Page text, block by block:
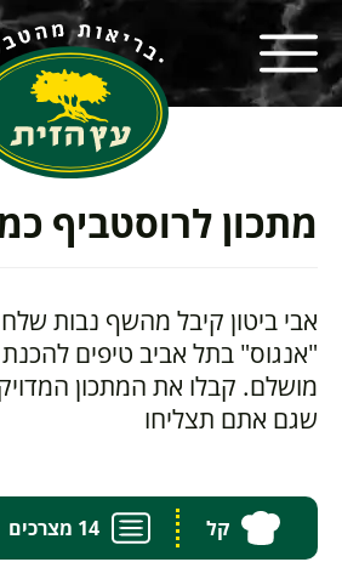
מתכון לרוסטביף
אבי ביטון קיבל מהשף נבות
"אנגוס" בתל אביב טיפים להכנת
מושלם. קבלו את המתכון
שגם אתם תצליחו
קל 14 מצרכים